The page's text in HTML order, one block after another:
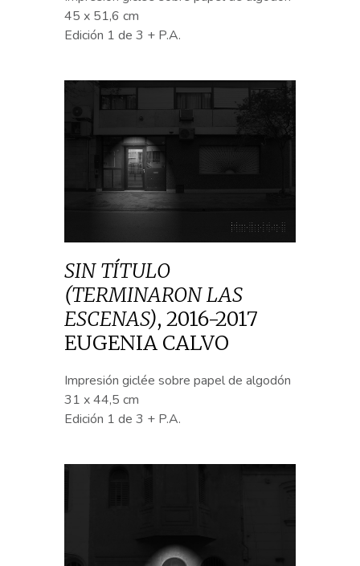
45 x 51,6 cm
Edición 1 de 3 + P.A.
SIN TÍTULO
(TERMINARON LAS
ESCENAS), 2016-2017
EUGENIA CALVO
Impresión giclée sobre papel de algodón
31 x 44,5 cm
Edición 1 de 3 + P.A.